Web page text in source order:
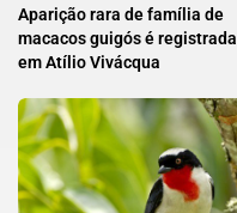
Aparição rara de família de
macacos guigós é registrada
em Atílio Vivácqua